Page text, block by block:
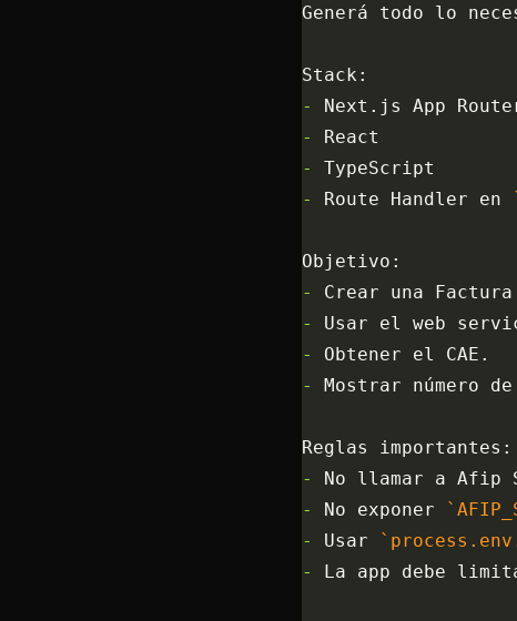
Generá todo lo
Stack:
-
Next.js App
-
React
-
TypeScript
-
Route Handler en
Objetivo:
-
Crear una
-
Usar el web
-
Obtener el CAE.
-
Mostrar número
Reglas importantes:
-
No llamar a Afip
-
No exponer
-
Usar
-
La app debe